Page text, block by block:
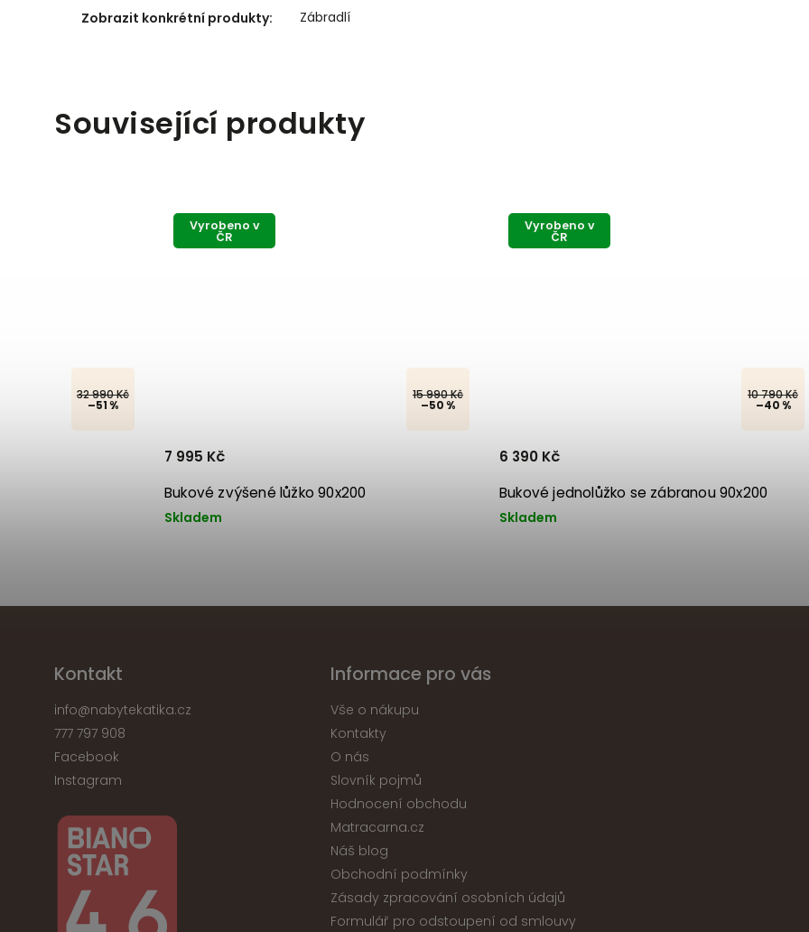
Zobrazit konkrétní produkty: Zábradlí
Související produkty
32 990 Kč
–51 %
Vyrobeno v
ČR
15 990 Kč
–50 %
Bukové zvýšené lůžko 90x200
Skladem
7 995 Kč
Vyrobeno v
ČR
10 790 Kč
–40 %
Bukové jednolůžko se zábranou 90x200
Skladem
6 390 Kč
Kontakt
info@nabytekatika.cz
777 797 908
Facebook
Instagram
Informace pro vás
Vše o nákupu
Kontakty
O nás
Slovník pojmů
Hodnocení obchodu
Matracarna.cz
Náš blog
Obchodní podmínky
Zásady zpracování osobních údajů
Formulář pro odstoupení od smlouvy